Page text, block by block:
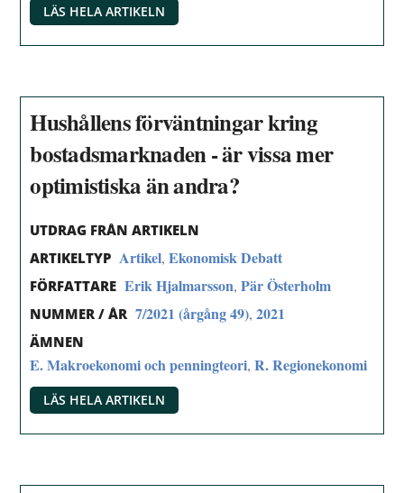
LÄS HELA ARTIKELN
Hushållens förväntningar kring
bostadsmarknaden - är vissa mer
optimistiska än andra?
UTDRAG FRÅN ARTIKELN
ARTIKELTYP Artikel,Ekonomisk Debatt
FÖRFATTARE Erik Hjalmarsson,Pär Österholm
NUMMER / ÅR 7/2021 (årgång 49),2021
ÄMNEN
E. Makroekonomi och penningteori,R. Regionekonomi
LÄS HELA ARTIKELN